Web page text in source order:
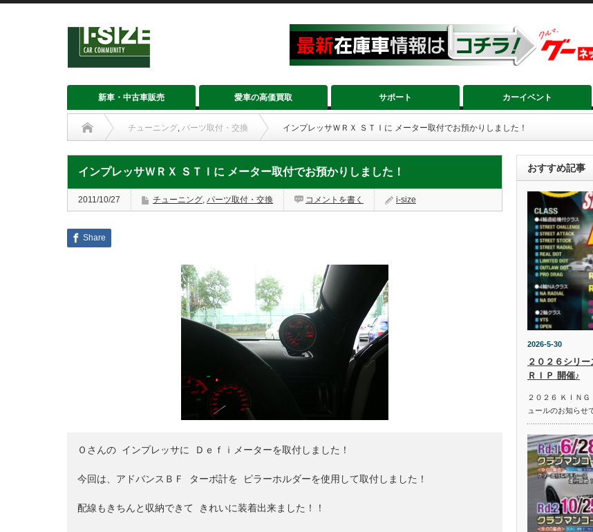
新車・中古車販売 愛車の高価買取 サポート カーイベント
チューニング, パーツ取付・交換 インプレッサＷＲＸ ＳＴＩに メーター取付でお預かりしました！
インプレッサＷＲＸ ＳＴＩに メーター取付でお預かりしました！
2011/10/27 チューニング, パーツ取付・交換 コメントを書く i-size
Share
Ｏ さんの インプレッサに Ｄｅｆｉメーターを取付しました！
今回は、アドバンスＢＦ ターボ計を ピラーホルダーを使用して取付しました！
配線もきちんと収納できて きれいに装着出来ました！！
おすすめ記事
2026-5-30
２０２６シリ
ＲＩＰ 開催♪
２０２６ ＫＩＮ
ュールのお知らせ